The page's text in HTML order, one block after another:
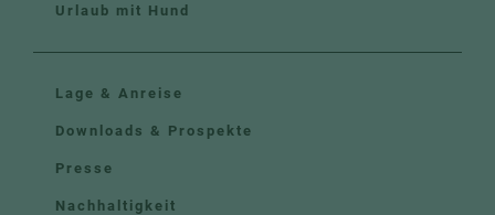
Urlaub mit Hund
Lage & Anreise
Downloads & Prospekte
Presse
Nachhaltigkeit